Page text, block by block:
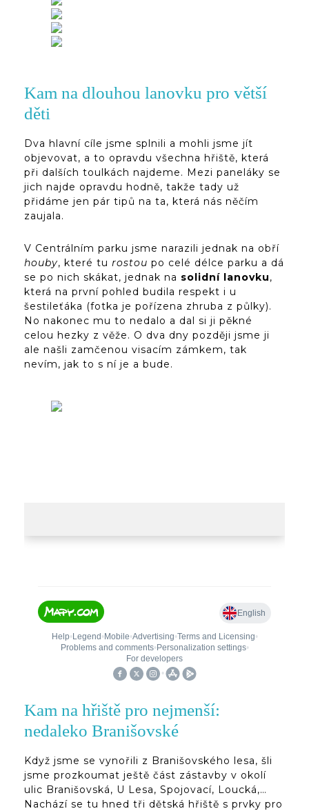
Kam na dlouhou lanovku pro větší
děti
Dva hlavní cíle jsme splnili a mohli jsme jít
objevovat, a to opravdu všechna hřiště, která
při dalších toulkách najdeme. Mezi paneláky se
jich najde opravdu hodně, takže tady už
přidáme jen pár tipů na ta, která nás něčím
zaujala.
V Centrálním parku jsme narazili jednak na obří
houby, které tu rostou po celé délce parku a dá
se po nich skákat, jednak na solidní lanovku,
která na první pohled budila respekt i u
šestileťáka (fotka je pořízena zhruba z půlky).
No nakonec mu to nedalo a dal si ji pěkné
celou hezky z věže. O dva dny později jsme ji
ale našli zamčenou visacím zámkem, tak
nevím, jak to s ní je a bude.
Kam na hřiště pro nejmenší:
nedaleko Branišovské
Když jsme se vynořili z Branišovského lesa, šli
jsme prozkoumat ještě část zástavby v okolí
ulic Branišovská, U Lesa, Spojovací, Loucká,…
Nachází se tu hned tři dětská hřiště s prvky pro